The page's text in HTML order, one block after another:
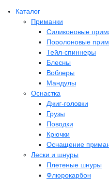
Каталог
Приманки
Силиконовые
Поролоновые
Тейл-спиннеры
Блесны
Воблеры
Мандулы
Оснастка
Джиг-головки
Грузы
Поводки
Крючки
Оснащение
Лески и шнуры
Плетеные шнуры
Флюрокарбон